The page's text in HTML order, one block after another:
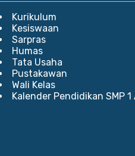
Kurikulum
Kesiswaan
Sarpras
Humas
Tata Usaha
Pustakawan
Wali Kelas
Kalender Pendidikan SMP